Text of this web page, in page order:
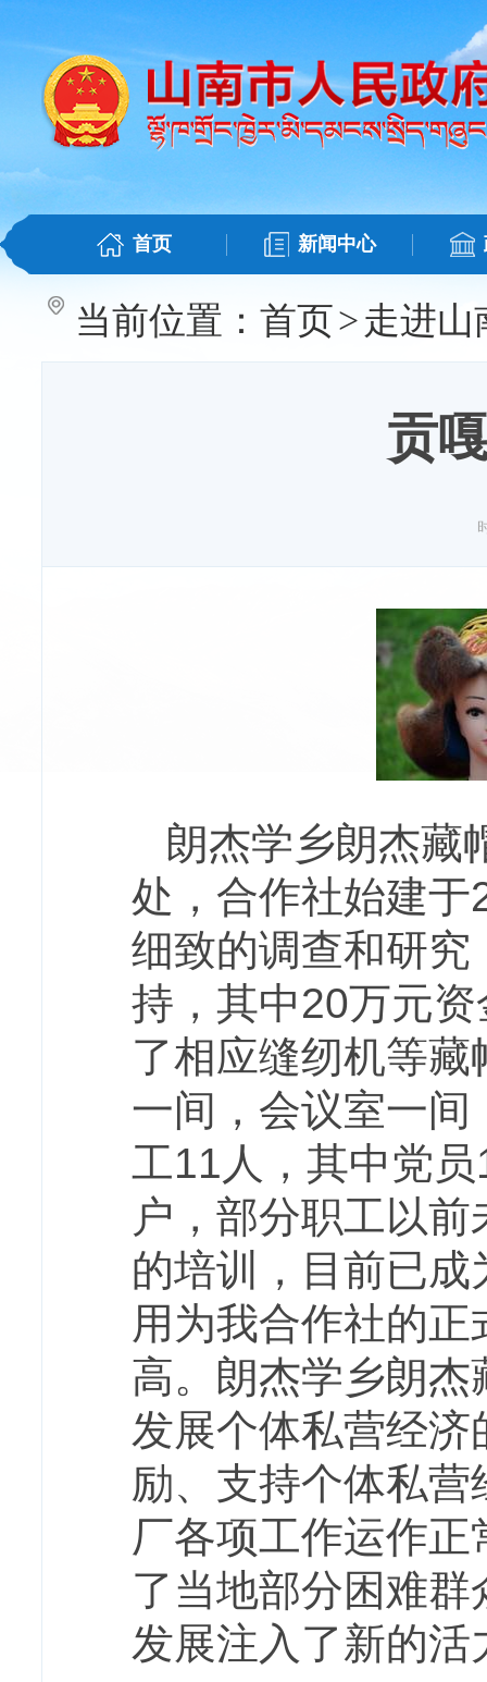
首页 新闻中心
当前位置： 首页>走进山
贡
朗杰学乡朗杰藏
处，合作社始建
细致的调查和研
持，其中20万元
了相应缝纫机等
一间，会议室一
工11人，其中党
户，部分职工以
的培训，目前已
用为我合作社的
高。朗杰学乡朗
发展个体私营经
励、支持个体私
厂各项工作运作
了当地部分困难
发展注入了新的活